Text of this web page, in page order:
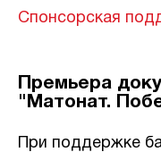
Спонсорская
Премьера
"Матонат.
При поддержке